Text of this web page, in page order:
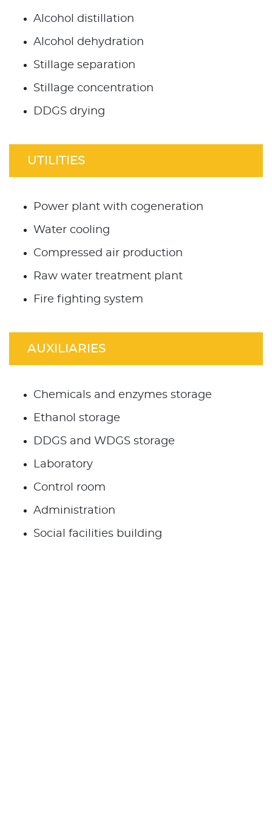
Alcohol distillation
Alcohol dehydration
Stillage separation
Stillage concentration
DDGS drying
UTILITIES
Power plant with cogeneration
Water cooling
Compressed air production
Raw water treatment plant
Fire fighting system
AUXILIARIES
Chemicals and enzymes storage
Ethanol storage
DDGS and WDGS storage
Laboratory
Control room
Administration
Social facilities building